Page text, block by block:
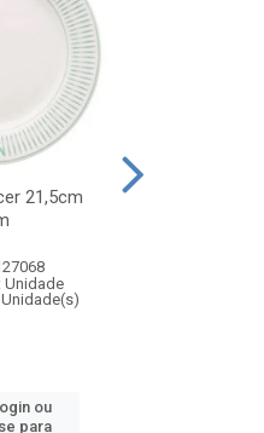
21,5cm
Unidade
Unidade(s)
ou
para